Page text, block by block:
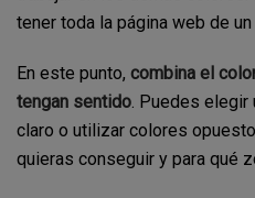
tener toda la página web de
En este punto, combina el
tengan sentido. Puedes elegir
claro o utilizar colores
quieras conseguir y para qué